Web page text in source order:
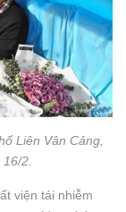
Liên Vân Cảng,
2.
viện tái nhiễm